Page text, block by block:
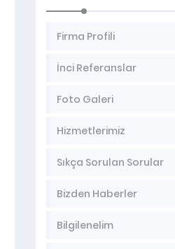
Firma Profili
İnci Referanslar
Foto Galeri
Hizmetlerimiz
Sıkça Sorulan Sorular
Bizden Haberler
Bilgilenelim